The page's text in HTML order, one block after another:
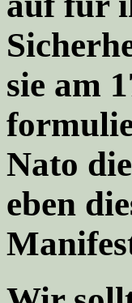
sie am
Nato
eben